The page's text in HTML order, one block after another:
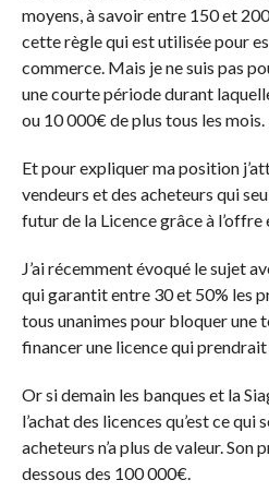
moyens, à savoir entre 150 et
cette règle qui est utilisée pour
commerce. Mais je ne suis pas
une courte période durant
ou 10 000€ de plus tous les mois.
Et pour expliquer ma position
vendeurs et des acheteurs qui
futur de la Licence grâce à l’offre
J’ai récemment évoqué le sujet
qui garantit entre 30 et 50% les
tous unanimes pour bloquer une
financer une licence qui prendrait
Or si demain les banques et la
l’achat des licences qu’est ce qui
acheteurs n’a plus de valeur.
dessous des 100 000€.